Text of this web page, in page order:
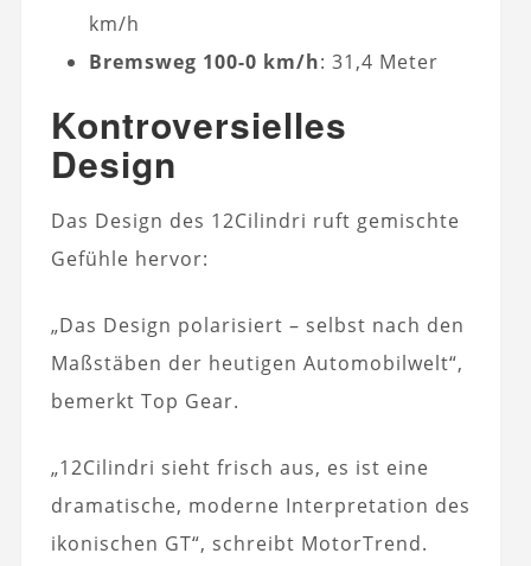
km/h
Bremsweg 100-0 km/h: 31,4 Meter
Kontroversielles
Design
Das Design des 12Cilindri ruft gemischte
Gefühle hervor:
„Das Design polarisiert – selbst nach den
Maßstäben der heutigen Automobilwelt“,
bemerkt Top Gear.
„12Cilindri sieht frisch aus, es ist eine
dramatische, moderne Interpretation des
ikonischen GT“, schreibt MotorTrend.